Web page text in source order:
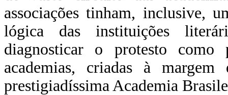
associações tinham, inclusive,
lógica das instituições
diagnosticar o protesto como
academias, criadas à
prestigiadíssima Academia